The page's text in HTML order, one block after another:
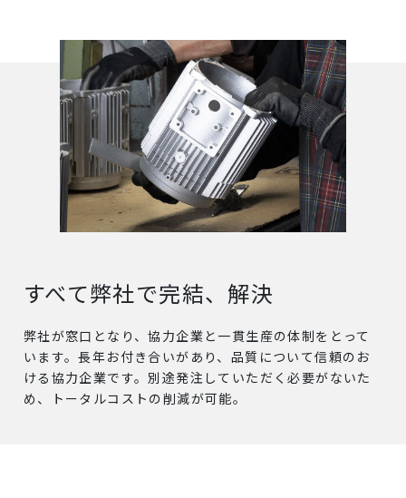
すべて弊社で完結、解決
弊社が窓口となり、協力企業と一貫生産の体制をとって
います。長年お付き合いがあり、品質について信頼のお
ける協力企業です。別途発注していただく必要がないた
め、トータルコストの削減が可能。